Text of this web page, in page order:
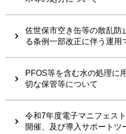
佐世保市空き缶等の散乱防
る条例一部改正に伴う運用
PFOS等を含む水の処理に
切な保管等について
令和7年度電子マニフェス
開催、及び導入サポートツ